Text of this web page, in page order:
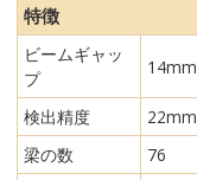
特徴
ビームギャッ
プ
14mm
検出精度
22mm
梁の数
76